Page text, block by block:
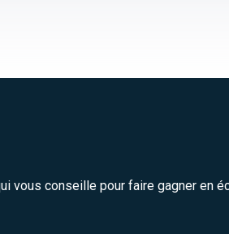
vous conseille pour faire gagner en